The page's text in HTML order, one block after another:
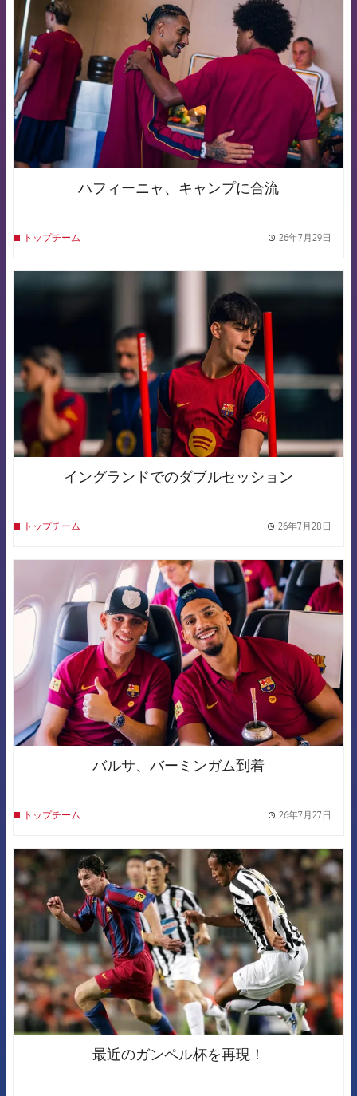
ハフィーニャ、キャンプに合流
トップチーム 26年7月29日
イングランドでのダブルセッション
トップチーム 26年7月28日
FCB Barcelona badge
バルサ、バーミンガム到着
トップチーム 26年7月27日
FCB Barcelona badge
最近のガンペル杯を再現！